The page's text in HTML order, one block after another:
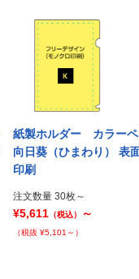
紙製ホルダー カラー
向日葵（ひまわり） 表
印刷
注文数量 30枚～
¥5,611 （税込） ～
（税抜 ¥5,101～）